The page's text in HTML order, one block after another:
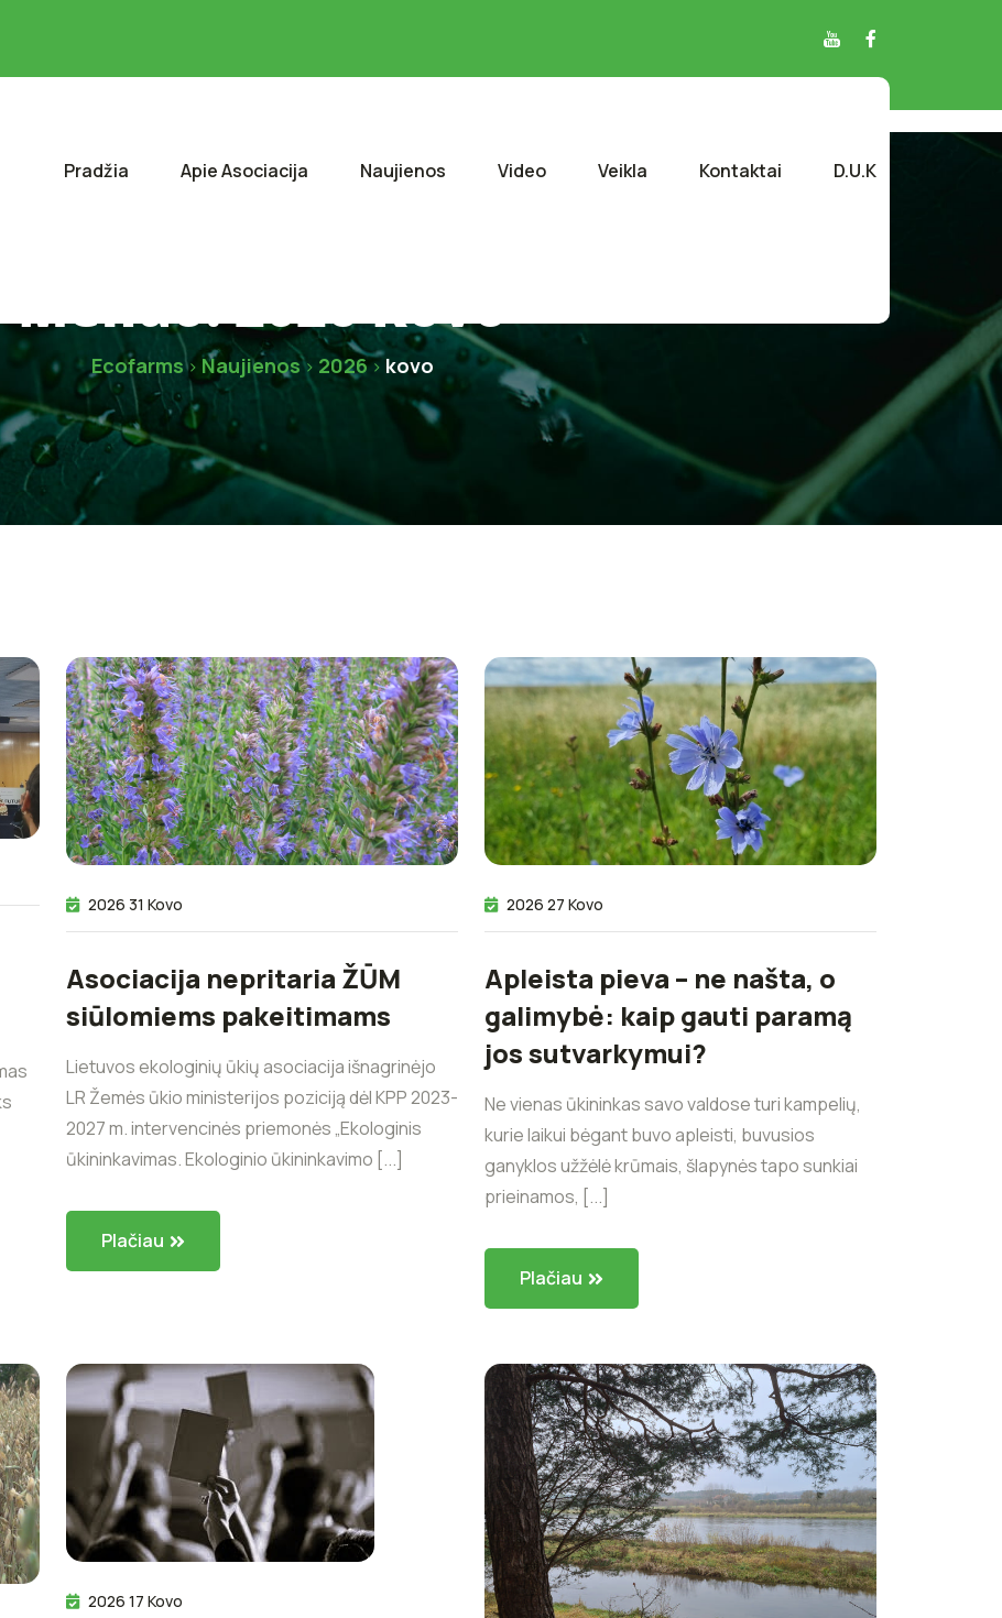
Pradžia Apie Asociacija Naujienos Video Veikla Kontaktai D.U.K
Mėnuo:2026 Kovo
Ecofarms> Naujienos> 2026> kovo
2026 31 Kovo
Asociacija nepritaria ŽŪM
siūlomiems pakeitimams
Lietuvos ekologinių ūkių asociacija išnagrinėjo
LR Žemės ūkio ministerijos poziciją dėl KPP 2023-
2027 m. intervencinės priemonės „Ekologinis
ūkininkavimas. Ekologinio ūkininkavimo [...]
Plačiau
2026 27 Kovo
Apleista pieva – ne našta, o
galimybė: kaip gauti paramą
jos sutvarkymui?
Ne vienas ūkininkas savo valdose turi kampelių,
kurie laikui bėgant buvo apleisti, buvusios
ganyklos užžėlė krūmais, šlapynės tapo sunkiai
prieinamos, [...]
Plačiau
2026 17 Kovo